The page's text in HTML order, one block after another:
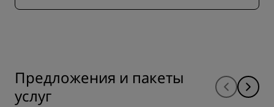
Предложения и пакеты
услуг